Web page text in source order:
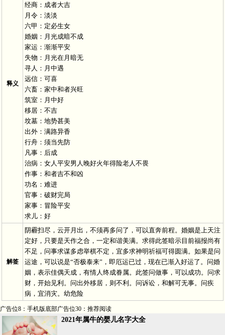
释义
经商：成者大吉
月令：淡淡
六甲：定必生女
婚姻：月光成暗不成
家运：渐渐平安
失物：月光在月暗无
寻人：月中遇
远信：可喜
六畜：家中和者兴旺
筑室：月中好
移居：不吉
坟墓：地势甚美
出外：满路异香
行舟：须当先防
凡事：后成
治病：女人平安男人晚好火年得险老人不畏
作事：和者吉不和凶
功名：难进
官事：破财完局
家事：冒险平安
求儿：好
解签
阴霾扫尽，云开月出，不须再多问了，可以直奔前程。婚姻是上天注
定好，只要是天作之合，一定和谐美满。求得此签暗示目前福报尚有
不足，问事求谋多虑举棋不定，宜多求神明祈福可得圆满。如果是问
运途，可以说是“否极泰来”，即厄运已过，现在已渐入好运了。问婚
姻，表示佳偶天成，有情人终成眷属。此签问做事，可以成功。问求
财，开始见利。问出外移居，则不利。问诉讼，和解可无事。问疾
病，宜消灾。幼危险
广告位8：手机版底部广告位30：推荐阅读
2021年属牛的婴儿名字大全